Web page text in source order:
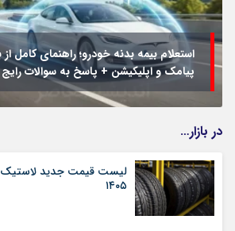
استعلام بیمه بدنه خودرو؛ راهنمای کامل
پیامک و اپلیکیشن + پاسخ به سوالات رایج
در بازار…
لیست قیمت جدید
۱۴۰۵